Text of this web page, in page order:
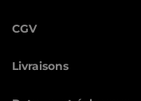
CGV
Livraisons